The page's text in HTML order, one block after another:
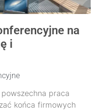
na
i
praca
końca firmowych